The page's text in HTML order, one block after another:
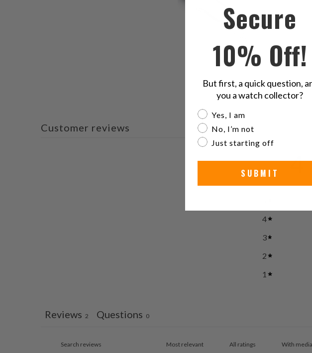
Customer reviews
4
4
3
2
1
Reviews 2 Questions 0
With media
Secure
10% Off!
But first, a quick question,
you a watch collector?
Are you a watch collector?
Yes, I am
No, I’m not
Just starting off
SUBMIT